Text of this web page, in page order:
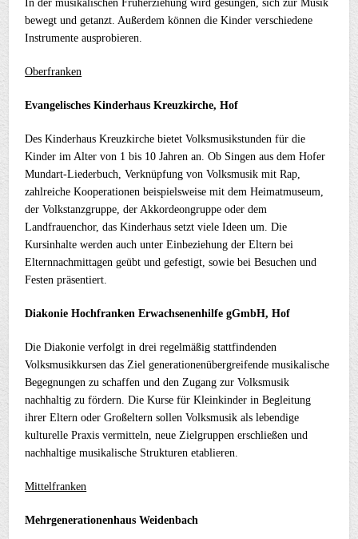
In der musikalischen Früherziehungwird gesungen, sich zur Musik
bewegt und getanzt. Außerdem können die Kinder verschiedene
Instrumente ausprobieren.
Oberfranken
Evangelisches Kinderhaus Kreuzkirche, Hof
Des Kinderhaus Kreuzkirche bietet Volksmusikstunden für die
Kinder im Alter von 1 bis 10 Jahren an. Ob Singen aus dem Hofer
Mundart-Liederbuch, Verknüpfung von Volksmusik mit Rap,
zahlreiche Kooperationen beispielsweise mit dem Heimatmuseum,
der Volkstanzgruppe, der Akkordeongruppe oder dem
Landfrauenchor, das Kinderhaus setzt viele Ideen um . Die
Kursinhalte werden auch unterEinbeziehung der Eltern bei
Elternnachmittagen geübt und gefestigt, sowie bei Besuchen und
Festen präsentiert.
Diakonie Hochfranken Erwachsenenhilfe gGmbH, Hof
Die Diakonie verfolgt in drei regelmäßig stattfindenden
Volksmusikkursen das Ziel generationenübergreifende musikalische
Begegnungen zu schaffen und den Zugang zur Volksmusik
nachhaltig zu fördern. Die Kurse für Kleinkinder in Begleitung
ihrer Eltern oder Großeltern sollen Volksmusik als lebendige
kulturelle Praxis vermitteln, neue Zielgruppen erschließen und
nachhaltige musikalische Strukturen etablieren.
Mittelfranken
Mehrgenerationenhaus Weidenbach